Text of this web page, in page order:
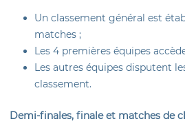
Un classement général est
matches ;
Les 4 premières équipes
Les autres équipes disputent
classement.
Demi-finales, finale et matches de